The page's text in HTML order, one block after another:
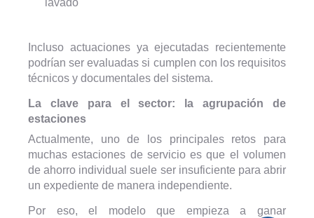
lavado
Incluso actuaciones ya ejecutadas recientemente
podrían ser evaluadas si cumplen con los requisitos
técnicos y documentales del sistema.
La clave para el sector: la agrupación de
estaciones
Actualmente, uno de los principales retos para
muchas estaciones de servicio es que el volumen
de ahorro individual suele ser insuficiente para abrir
un expediente de manera independiente.
Por eso, el modelo que empieza a ganar